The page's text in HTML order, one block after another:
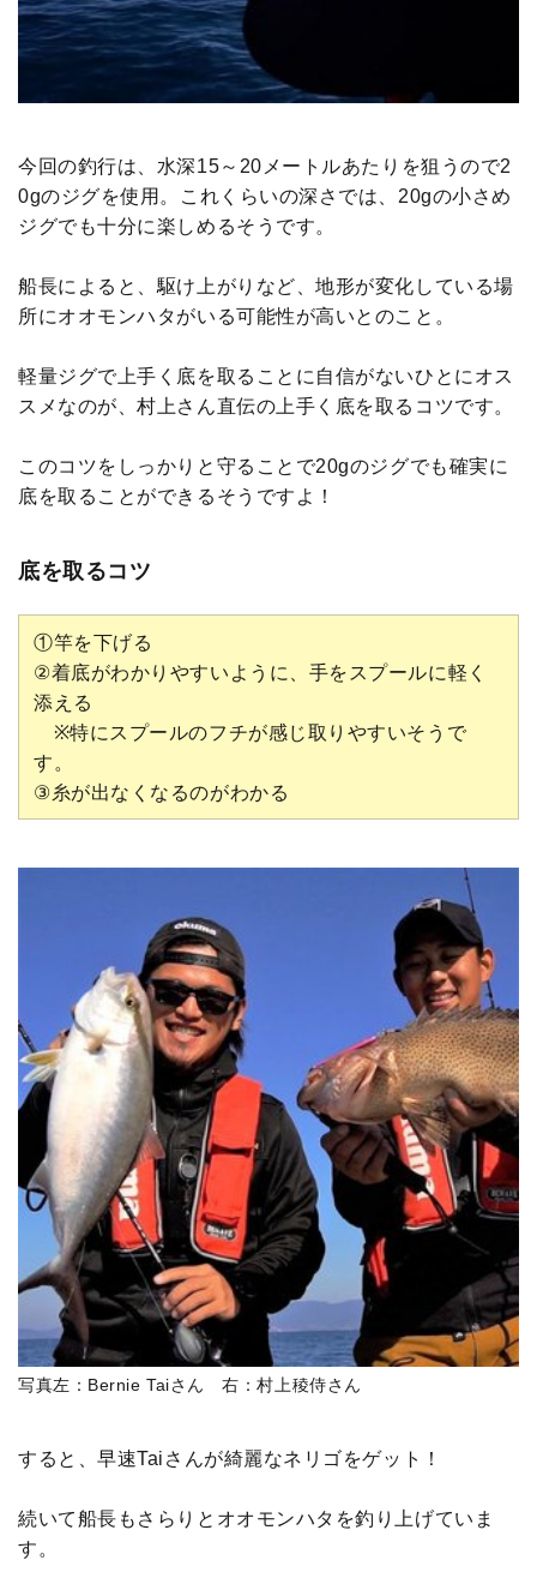
今回の釣行は、水深15～20メートルあたりを狙うので2
0gのジグを使用。これくらいの深さでは、20gの小さめ
ジグでも十分に楽しめるそうです。
船長によると、駆け上がりなど、地形が変化している場
所にオオモンハタがいる可能性が高いとのこと。
軽量ジグで上手く底を取ることに自信がないひとにオス
スメなのが、村上さん直伝の上手く底を取るコツです。
このコツをしっかりと守ることで20gのジグでも確実に
底を取ることができるそうですよ！
底を取るコツ
①竿を下げる
②着底がわかりやすいように、手をスプールに軽く
添える
※特にスプールのフチが感じ取りやすいそうで
す。
③糸が出なくなるのがわかる
写真左：Bernie Taiさん 右：村上稜侍さん
すると、早速Taiさんが綺麗なネリゴをゲット！
続いて船長もさらりとオオモンハタを釣り上げていま
す。